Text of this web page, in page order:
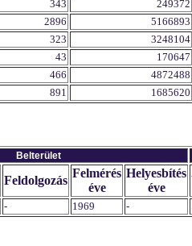
343
249372
2896
5166893
323
3248104
43
170647
466
4872488
891 1685620
Belterület
Feldolgozás
Felmérés
éve
Helyesbítés
éve
- 1969 -